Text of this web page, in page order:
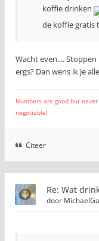
koffie drinken
de koffie gratis
Wacht even....
ergs? Dan wens ik je
Numbers are good but
negotiable!
Citeer
Re: Wat
door